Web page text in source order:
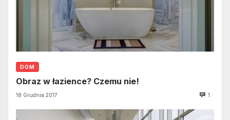
DOM
Obraz w łazience? Czemu nie!
18 Grudnia 2017 1